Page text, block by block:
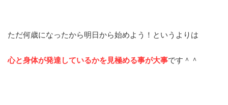
ただ何歳になったから明日から始めよう！というよりは
心と身体が発達しているかを見極める事が大事です＾＾